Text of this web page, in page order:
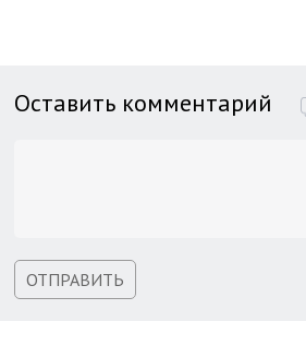
Оставить комментарий
ОТПРАВИТЬ